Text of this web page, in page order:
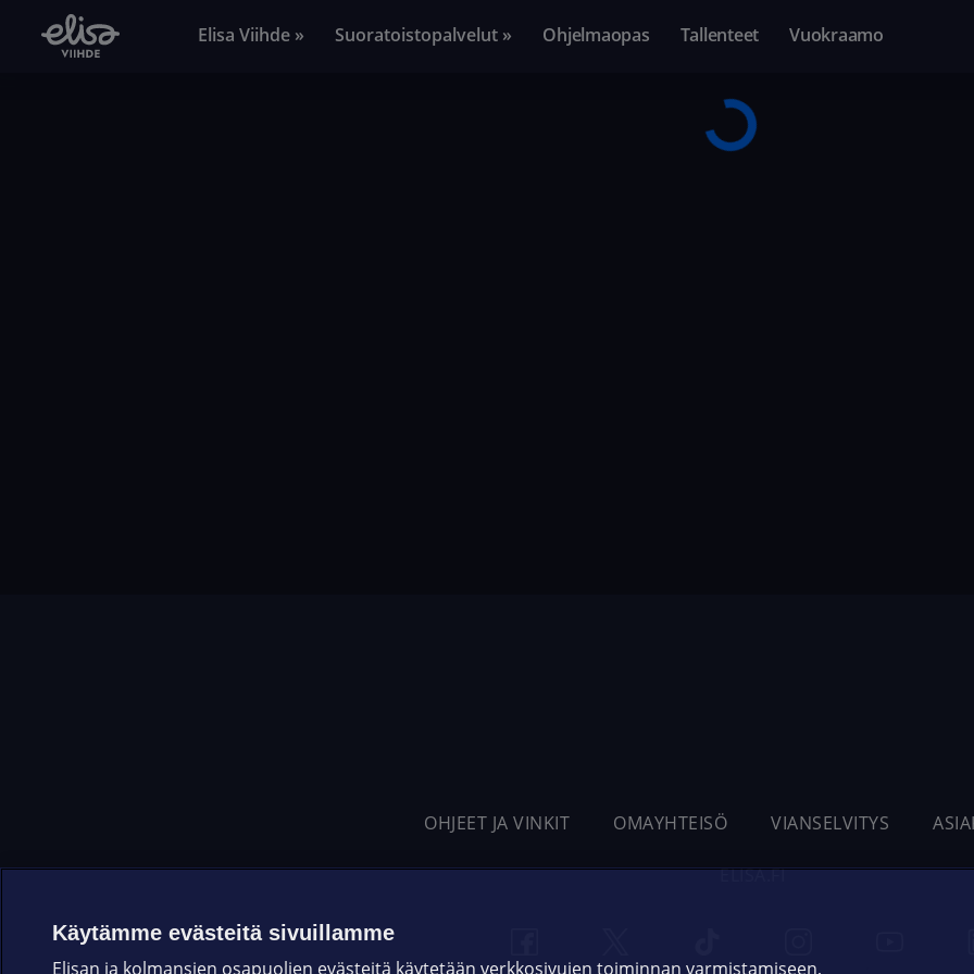
Elisa Viihde » Suoratoistopalvelut » Ohjelmaopas Tallenteet Vuokraamo
OHJEET JA VINKIT OMAYHTEISÖ VIANSELVITYS
ELISA.FI
Käytämme evästeitä sivuillamme
Elisan ja kolmansien osapuolien evästeitä käytetään verkkosivujen toiminnan varmistamiseen,